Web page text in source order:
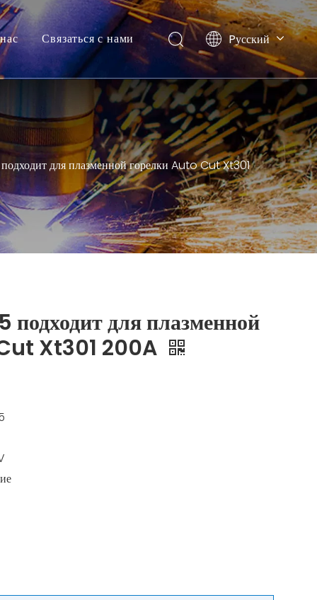
Связаться с нами Pусский
English
для плазменной горелки Auto Cut Xt301
для плазменной
Xt301 200A